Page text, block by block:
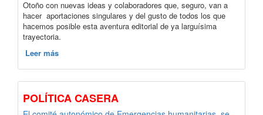
Otoño con nuevas ideas y colaboradores que, seguro, van a
hacer aportaciones singulares y del gusto de todos los que
hacemos posible esta aventura editorial de ya larguísima
trayectoria.
Leer más
POLÍTICA CASERA